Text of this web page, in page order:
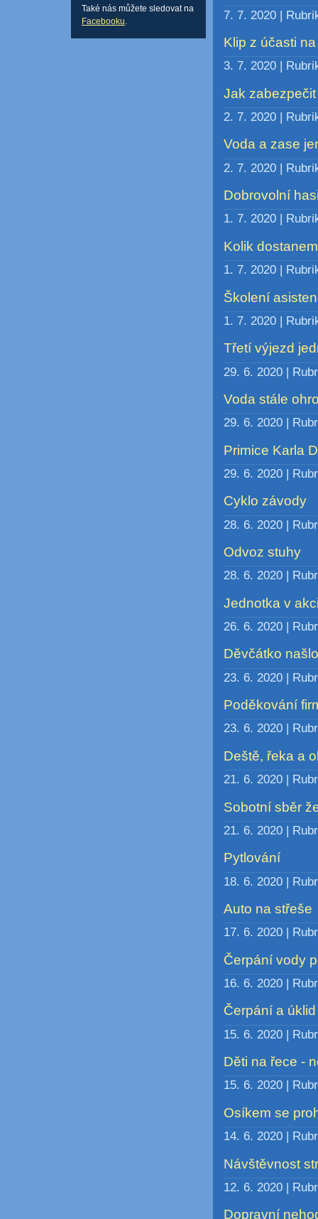
7. 7. 2020 |
Klip z účasti
3. 7. 2020 |
Jak
2. 7. 2020 |
Voda a zase
2. 7. 2020 |
Dobrovolní
1. 7. 2020 |
Kolik
1. 7. 2020 |
Školení
1. 7. 2020 |
Třetí výjezd
29. 6. 2020 |
Voda stále
29. 6. 2020 |
Primice Karla
29. 6. 2020 |
Cyklo závody
28. 6. 2020 |
Odvoz stuhy
28. 6. 2020 |
Jednotka v
26. 6. 2020 |
Děvčátko
23. 6. 2020 |
Poděkování
23. 6. 2020 |
Deště, řeka a
21. 6. 2020 |
Sobotní sběr
21. 6. 2020 |
Pytlování
18. 6. 2020 |
Auto na střeše
17. 6. 2020 |
Čerpání vody
16. 6. 2020 |
Čerpání a
15. 6. 2020 |
Děti na řece -
15. 6. 2020 |
Osíkem se
14. 6. 2020 |
Návštěvnost
12. 6. 2020 |
Dopravní
Také nás můžete sledovat na
Facebooku.